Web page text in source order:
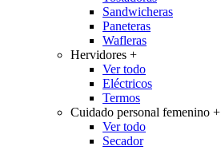
Sandwicheras
Paneteras
Wafleras
Hervidores +
Ver todo
Eléctricos
Termos
Cuidado personal femenino +
Ver todo
Secador